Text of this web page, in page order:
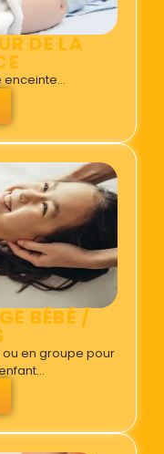
DE LA
enceinte…
BÉBÉ /
en groupe pour